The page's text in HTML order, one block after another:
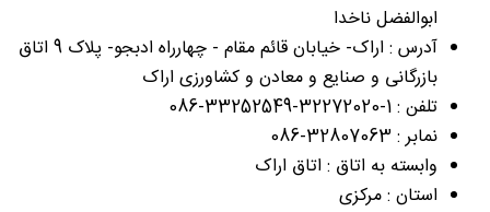
ابوالفضل ناخدا
آدرس : اراک- خیابان قائم مقام - چهارراه ادبجو- پلاک 9 اتاق
بازرگانی و صنایع و معادن و کشاورزی اراک
تلفن : 1-32272020-33252549-086
نمابر : 32807063-086
وابسته به اتاق : اتاق اراک
استان : مرکزی